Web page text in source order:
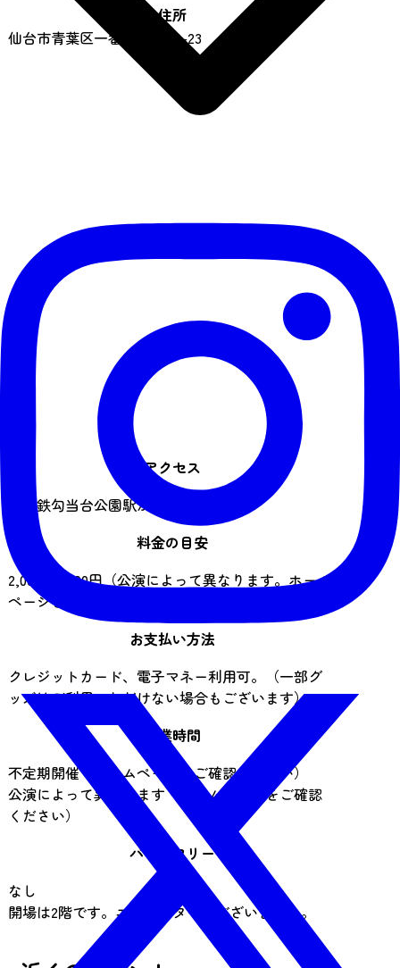
住所
仙台市青葉区一番町4丁目4-23
アクセス
地下鉄勾当台公園駅から徒歩4分
料金の目安
2,000～3,000円（公演によって異なります。ホーム
ページをご確認ください。）
お支払い方法
クレジットカード、電子マネー利用可。（一部グ
ッズはご利用いただけない場合もございます）
営業時間
不定期開催（ホームページをご確認ください）
公演によって異なります（ホームページをご確認
ください）
バリアフリー
なし
開場は2階です。エレベーターはございません。